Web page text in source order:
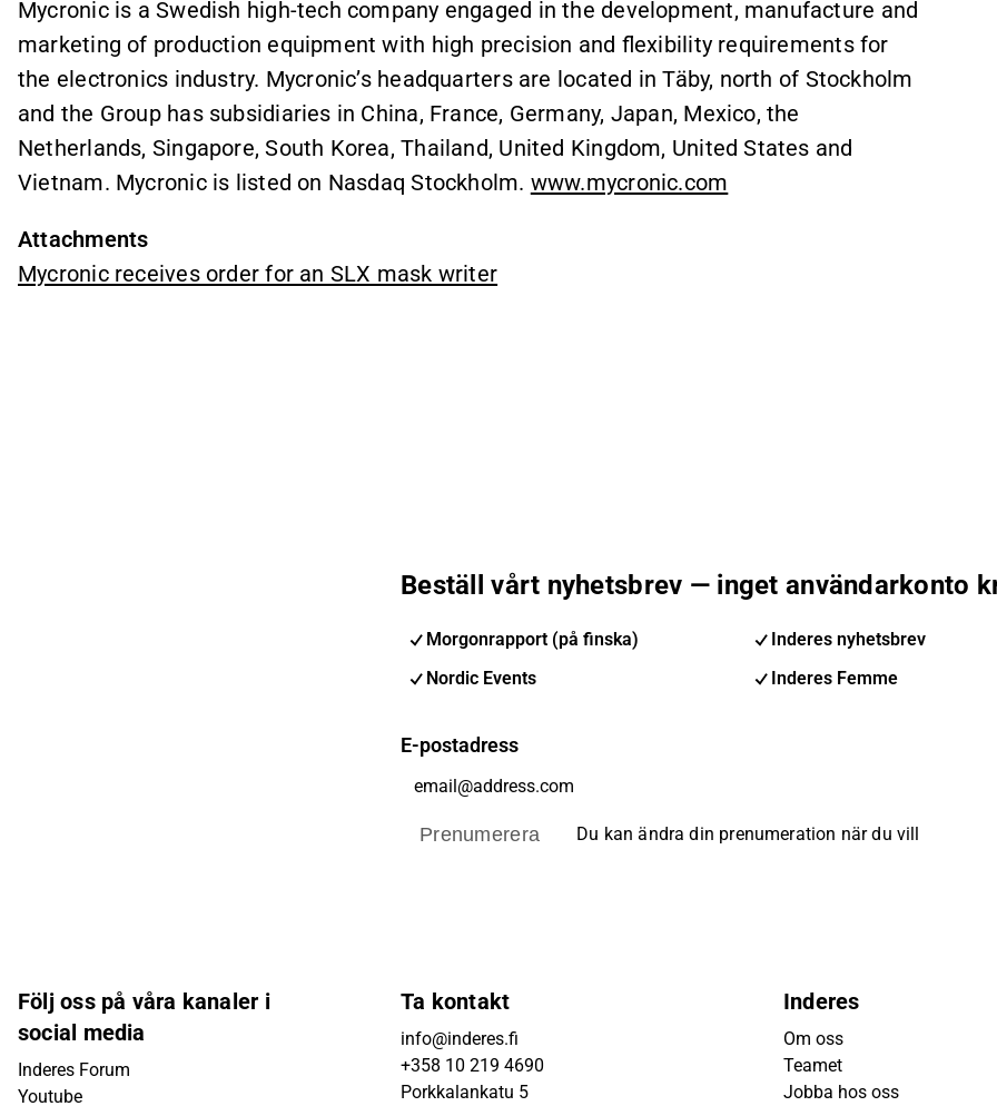
Mycronic is a Swedish high-tech company engaged in the development, manufacture and
marketing of production equipment with high precision and flexibility requirements for
the electronics industry. Mycronic’s headquarters are located in Täby, north of Stockholm
and the Group has subsidiaries in China, France, Germany, Japan, Mexico, the
Netherlands, Singapore, South Korea, Thailand, United Kingdom, United States and
Vietnam. Mycronic is listed on Nasdaq Stockholm. www.mycronic.com
Attachments
Mycronic receives order for an SLX mask writer
Beställ vårt nyhetsbrev — inget användarkonto
Morgonrapport (på finska)
Inderes nyhetsbrev
Nordic Events
Inderes Femme
E-postadress
Prenumerera Du kan ändra din prenumeration när du vill
Följ oss på våra kanaler i
social media
Inderes Forum
Youtube
Ta kontakt
info@inderes.fi
+358 10 219 4690
Porkkalankatu 5
Inderes
Om oss
Teamet
Jobba hos oss